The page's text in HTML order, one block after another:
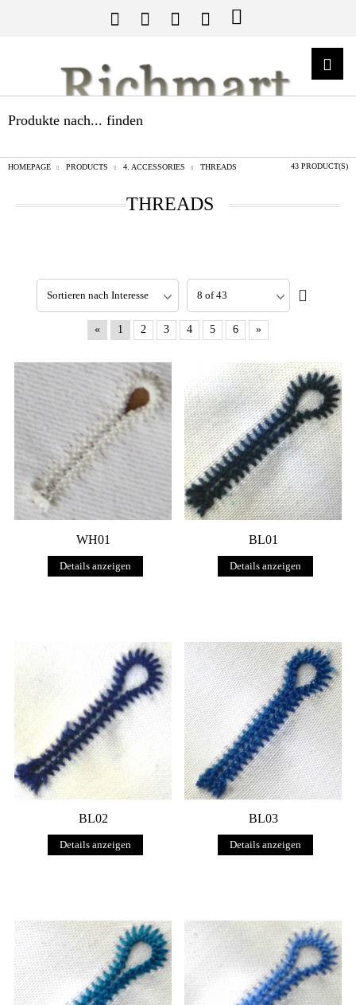
Produkte nach... finden
HOMEPAGE PRODUCTS 4. ACCESSORIES THREADS 43 PRODUCT(S)
THREADS
« 1 2 3 4 5 6 »
WH01
Details anzeigen
BL01
Details anzeigen
BL02
Details anzeigen
BL03
Details anzeigen